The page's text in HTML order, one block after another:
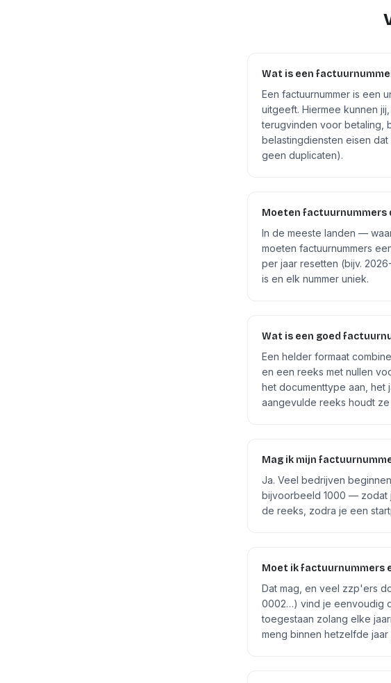
Wat is een
Een factuurnummer is een
uitgeeft. Hiermee kunnen
terugvinden voor betaling,
belastingdiensten eisen
geen duplicaten).
Moeten factuurnummers
In de meeste landen —
moeten factuurnummers
per jaar resetten (bijv.
is en elk nummer uniek.
Wat is een goed
Een helder formaat
en een reeks met nullen
het documenttype aan,
aangevulde reeks houdt
Mag ik mijn
Ja. Veel bedrijven
bijvoorbeeld 1000 — zodat
de reeks, zodra je een
Moet ik factuurnummers
Dat mag, en veel zzp'ers
0002…) vind je eenvoudig
toegestaan zolang elke
meng binnen hetzelfde